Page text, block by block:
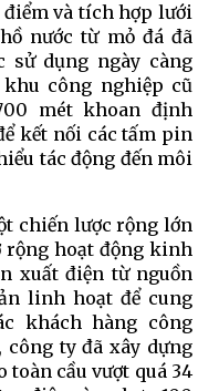
và tích hợp lưới
nước từ mỏ đá đã
sử dụng ngày càng
công nghiệp cũ
mét khoan định
kết nối các tấm pin
tác động đến môi
chiến lược rộng lớn
rộng hoạt động kinh
xuất điện từ nguồn
linh hoạt để cung
khách hàng công
công ty đã xây dựng
toàn cầu vượt quá 34